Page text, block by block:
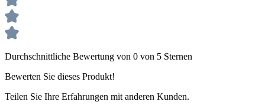
Durchschnittliche Bewertung von 0 von 5 Sternen
Bewerten Sie dieses Produkt!
Teilen Sie Ihre Erfahrungen mit anderen Kunden.